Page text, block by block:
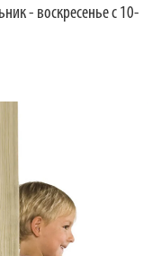
- воскресенье с 10-